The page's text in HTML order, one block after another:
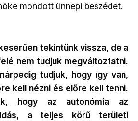
mondott ünnepi beszédet.
tekintünk vissza, de a
nem tudjuk megváltoztatni.
tudjuk, hogy így van,
kell nézni és előre kell tenni.
hogy az autonómia az
a teljes körű területi